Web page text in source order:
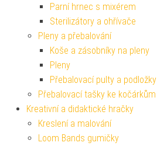
Parní hrnec s mixérem
Sterilizátory a ohřívače
Pleny a přebalování
Koše a zásobníky na pleny
Pleny
Přebalovací pulty a podložky
Přebalovací tašky ke kočárkům
Kreativní a didaktické hračky
Kreslení a malování
Loom Bands gumičky